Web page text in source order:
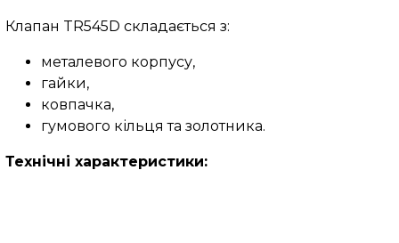
Клапан TR545D складається з:
металевого корпусу,
гайки,
ковпачка,
гумового кільця та золотника.
Технічні характеристики: